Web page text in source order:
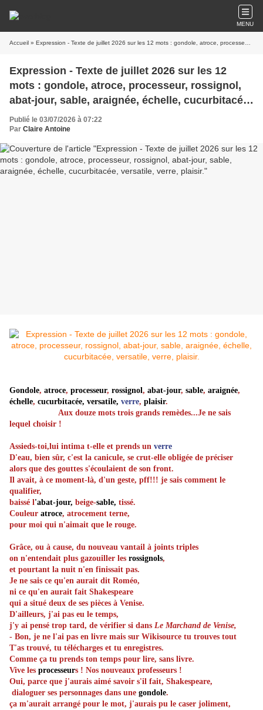
MENU
Accueil » Expression - Texte de juillet 2026 sur les 12 mots : gondole, atroce, processeur, rossignol, abat-jour, sable, araignée, échelle, cucurbitacée, versatile, verre, plaisir.
Expression - Texte de juillet 2026 sur les 12
mots : gondole, atroce, processeur, rossignol,
abat-jour, sable, araignée, échelle, cucurbitacée,
versatile, verre, plaisir.
Publié le 03/07/2026 à 07:22
Par Claire Antoine
Gondole, atroce, processeur, rossignol, abat-jour, sable, araignée,
échelle, cucurbitacée, versatile, verre, plaisir.
Aux douze mots trois grands remèdes...Je ne sais
lequel choisir !
Assieds-toi,lui intima t-elle et prends un verre
D'eau, bien sûr, c'est la canicule, se crut-elle obligée de préciser
alors que des gouttes s'écoulaient de son front.
Il avait, à ce moment-là, d'un geste, pff!!! je sais comment le
qualifier,
baissé l'abat-jour, beige-sable, tissé.
Couleur atroce, atrocement terne,
pour moi qui n'aimait que le rouge.
Grâce, ou à cause, du nouveau vantail à joints triples
on n'entendait plus gazouiller les rossignols,
et pourtant la nuit n'en finissait pas.
Je ne sais ce qu'en aurait dit Roméo,
ni ce qu'en aurait fait Shakespeare
qui a situé deux de ses pièces à Venise.
D'ailleurs, j'ai pas eu le temps,
j'y ai pensé trop tard, de vérifier si dans Le Marchand de Venise,
- Bon, je ne l'ai pas en livre mais sur Wikisource tu trouves tout
T'as trouvé, tu télécharges et tu enregistres.
Comme ça tu prends ton temps pour lire, sans livre.
Vive les processeurs ! Nos nouveaux professeurs !
Oui, parce que j'aurais aimé savoir s'il fait, Shakespeare,
dialoguer ses personnages dans une gondole.
ça m'aurait arrangé pour le mot, j'aurais pu le caser joliment,